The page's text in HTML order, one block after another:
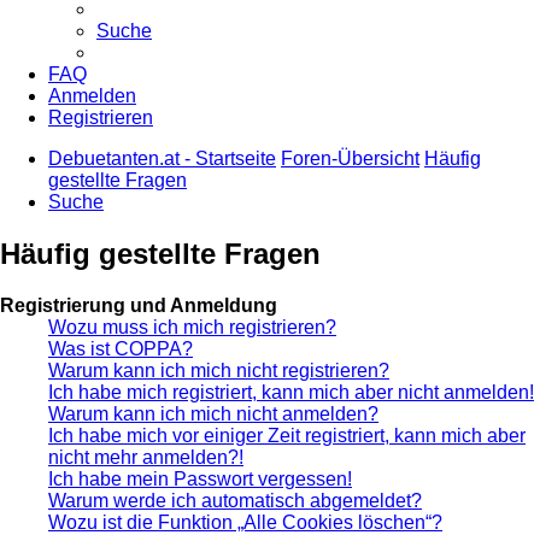
Suche
FAQ
Anmelden
Registrieren
Debuetanten.at - Startseite Foren-Übersicht Häufig
gestellte Fragen
Suche
Häufig gestellte Fragen
Registrierung und Anmeldung
Wozu muss ich mich registrieren?
Was ist COPPA?
Warum kann ich mich nicht registrieren?
Ich habe mich registriert, kann mich aber nicht anmelden!
Warum kann ich mich nicht anmelden?
Ich habe mich vor einiger Zeit registriert, kann mich aber
nicht mehr anmelden?!
Ich habe mein Passwort vergessen!
Warum werde ich automatisch abgemeldet?
Wozu ist die Funktion „Alle Cookies löschen“?